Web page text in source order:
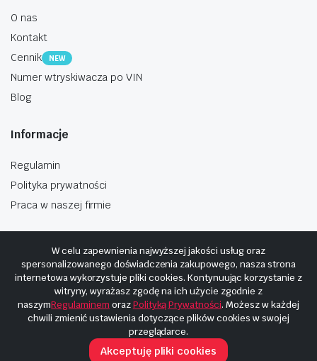
O nas
Kontakt
Cennik
NEW
Numer wtryskiwacza po VIN
Blog
Informacje
Regulamin
Polityka prywatności
Praca w naszej firmie
Copyright © 2025 Hosting i budowa Cyberplaneta.pl
W celu zapewnienia najwyższej jakości usług oraz
spersonalizowanego doświadczenia zakupowego, nasza strona
internetowa wykorzystuje pliki cookies. Kontynuując korzystanie z
witryny, wyrażasz zgodę na ich użycie zgodnie z
naszymRegulaminem orazPolityką Prywatności. Możesz w każdej
chwili zmienić ustawienia dotyczące plików cookies w swojej
przeglądarce.
Akceptuję pliki cookies